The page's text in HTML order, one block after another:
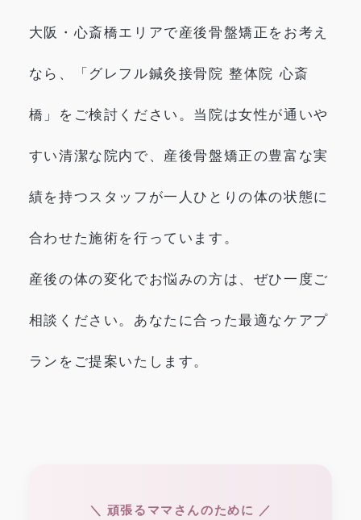
大阪・心斎橋エリアで産後骨盤矯正をお考え
なら、「グレフル鍼灸接骨院 整体院 心斎
橋」をご検討ください。当院は女性が通いや
すい清潔な院内で、産後骨盤矯正の豊富な実
績を持つスタッフが一人ひとりの体の状態に
合わせた施術を行っています。
産後の体の変化でお悩みの方は、ぜひ一度ご
相談ください。あなたに合った最適なケアプ
ランをご提案いたします。
＼ 頑張るママさんのために ／